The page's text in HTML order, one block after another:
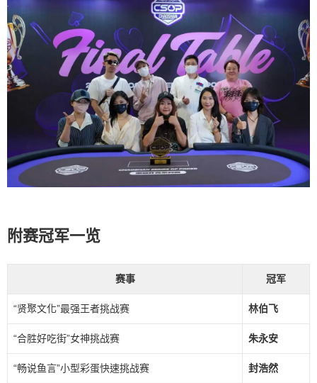
附赛冠军一览
赛事 冠军
“贤聚文化”最强王者挑战赛 林伯飞
“合胜好吃街”女神挑战赛 朱永安
“畅说鱼言”小型彩蛋快速挑战赛 封浩然